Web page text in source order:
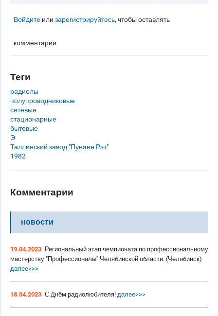
Войдите илизарегистрируйтесь, чтобы оставлять
комментарии
Теги
радиолы
полупроводниковые
сетевые
стационарные
бытовые
Э
Таллинский завод "Пунане Рэт"
1982
Комментарии
новости
19.04.2023 Региональный этап чемпионата по профессиональному
мастерству "Профессионалы" Челябинской области. (Челябинск)
далее>>>
18.04.2023 С Днём радиолюбителя! далее>>>